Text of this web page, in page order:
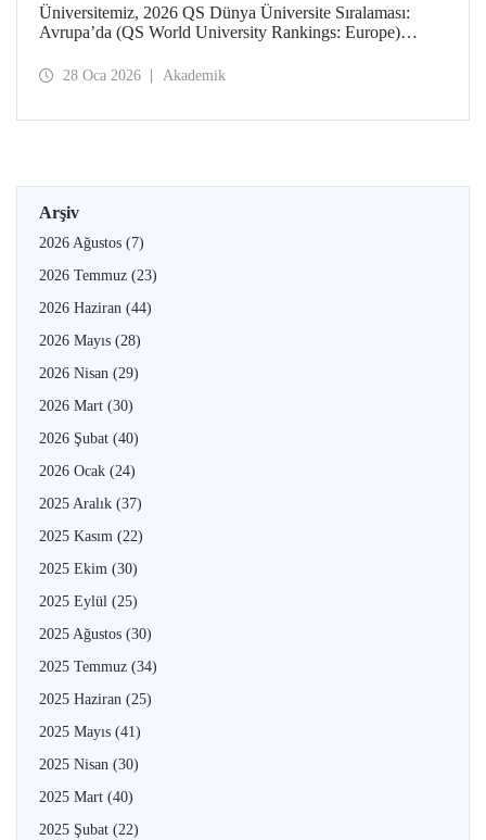
Üniversitemiz, 2026 QS Dünya Üniversite Sıralaması:
Avrupa’da (QS World University Rankings: Europe)
25’inci sırada konumlanan İTÜ, “yurt dışına giden değişim
28 Oca 2026 Akademik
Arşiv
2026 Ağustos (7)
2026 Temmuz (23)
2026 Haziran (44)
2026 Mayıs (28)
2026 Nisan (29)
2026 Mart (30)
2026 Şubat (40)
2026 Ocak (24)
2025 Aralık (37)
2025 Kasım (22)
2025 Ekim (30)
2025 Eylül (25)
2025 Ağustos (30)
2025 Temmuz (34)
2025 Haziran (25)
2025 Mayıs (41)
2025 Nisan (30)
2025 Mart (40)
2025 Şubat (22)